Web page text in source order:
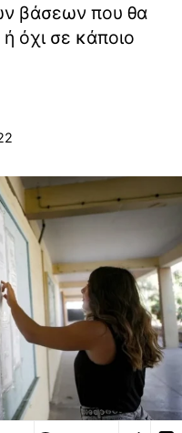
βάσεων που θα
ή όχι σε κάποιο